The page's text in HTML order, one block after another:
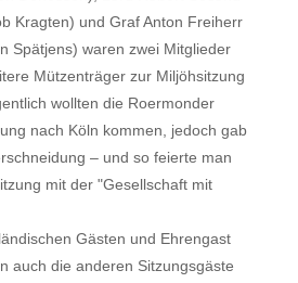
Kragten) und Graf Anton Freiherr
Spätjens) waren zwei Mitglieder
Mützenträger zur Miljöhsitzung
wollten die Roermonder
nach Köln kommen, jedoch gab
– und so feierte man
mit der "Gesellschaft mit
Gästen und Ehrengast
auch die anderen Sitzungsgäste